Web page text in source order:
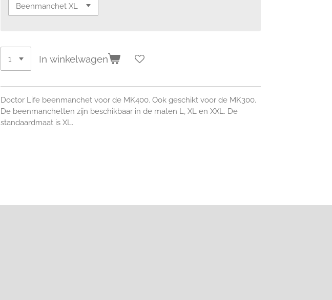
In winkelwagen
Doctor Life beenmanchet voor de MK400. Ook geschikt voor de MK300.
De beenmanchetten zijn beschikbaar in de maten L, XL en XXL. De
standaardmaat is XL.